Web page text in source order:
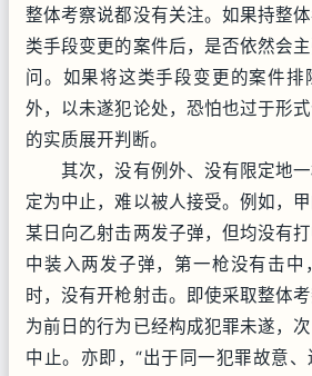
整体考察说都没有关注。如果持整
类手段变更的案件后，是否依然会
问。如果将这类手段变更的案件排
外，以未遂犯论处，恐怕也过于形
的实质展开判断。
其次，没有例外、没有限定地一
定为中止，难以被人接受。例如，甲
某日向乙射击两发子弹，但均没有
中装入两发子弹，第一枪没有击中
时，没有开枪射击。即使采取整体
为前日的行为已经构成犯罪未遂，
中止。亦即，“出于同一犯罪故意